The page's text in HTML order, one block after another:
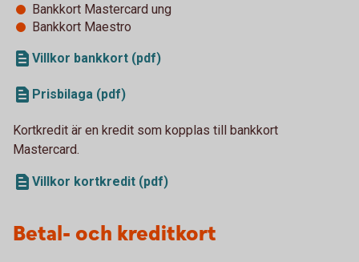
Bankkort Mastercard ung
Bankkort Maestro
Villkor bankkort (pdf)
Prisbilaga (pdf)
Kortkredit är en kredit som kopplas till bankkort
Mastercard.
Villkor kortkredit (pdf)
Betal- och kreditkort